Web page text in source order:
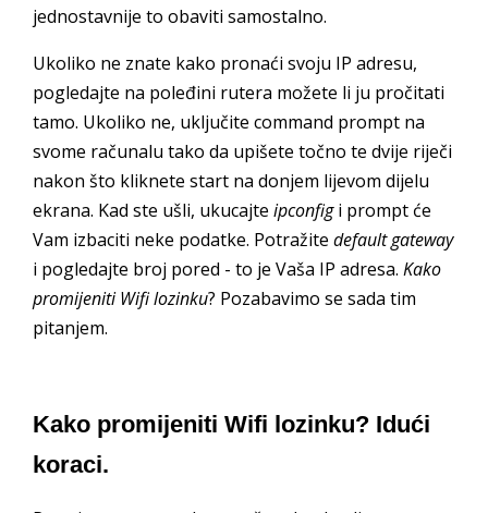
jednostavnije to obaviti samostalno.
Ukoliko ne znate kako pronaći svoju IP adresu,
pogledajte na poleđini rutera možete li ju pročitati
tamo. Ukoliko ne, uključite command prompt na
svome računalu tako da upišete točno te dvije riječi
nakon što kliknete start na donjem lijevom dijelu
ekrana. Kad ste ušli, ukucajte ipconfigi prompt će
Vam izbaciti neke podatke. Potražite default gateway
i pogledajte broj pored - to je Vaša IP adresa. Kako
promijeniti Wifi lozinku? Pozabavimo se sada tim
pitanjem.
Kako promijeniti Wifi lozinku? Idući
koraci.